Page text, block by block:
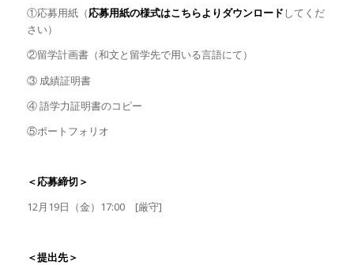
①応募用紙（応募用紙の様式はこちらよりダウンロードしてくだ
さい）
②留学計画書（和文と留学先で用いる言語にて）
③ 成績証明書
④ 語学力証明書のコピー
⑤ポートフォリオ
＜応募締切＞
12月19日（金）17:00 [厳守]
＜提出先＞